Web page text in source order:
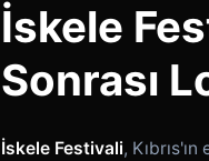
İskele
Sonrası
İskele Festivali,